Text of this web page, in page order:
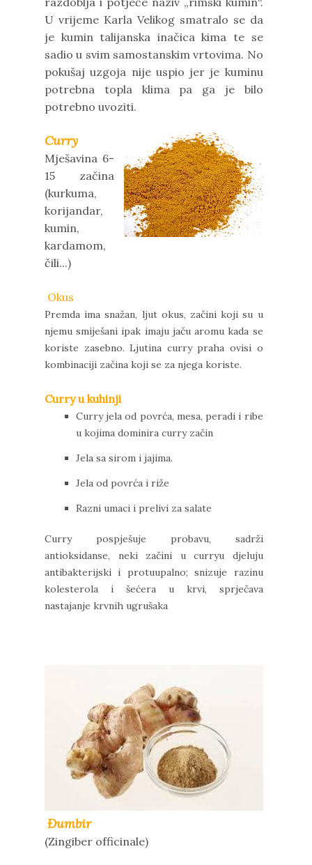
U vrijeme Karla Velikog smatralo se da
je kumin talijanska inačica kima te se
sadio u svim samostanskim vrtovima. No
pokušaj uzgoja nije uspio jer je kuminu
potrebna topla klima pa ga je bilo
potrebno uvoziti.
Curry
Mješavina 6-
15 začina
(kurkuma,
korijandar,
kumin,
kardamom,
čili...)
Okus
Premda ima snažan, ljut okus, začini koji su u
njemu smiješani ipak imaju jaču aromu kada se
koriste zasebno. Ljutina curry praha ovisi o
kombinaciji začina koji se za njega koriste.
Curry u kuhinji
Curry jela od povrća, mesa, peradi i ribe
u kojima dominira curry začin
Jela sa sirom i jajima.
Jela od povrća i riže
Razni umaci i prelivi za salate
Curry pospješuje probavu, sadrži
antioksidanse, neki začini u curryu djeluju
antibakterijski i protuupalno; snizuje razinu
kolesterola i šećera u krvi, sprječava
nastajanje krvnih ugrušaka
Đumbir
(Zingiber officinale)